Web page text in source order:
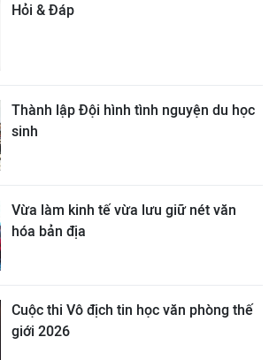
Hỏi & Đáp
Thành lập Đội hình tình nguyện du học
sinh
Vừa làm kinh tế vừa lưu giữ nét văn
hóa bản địa
Cuộc thi Vô địch tin học văn phòng thế
giới 2026